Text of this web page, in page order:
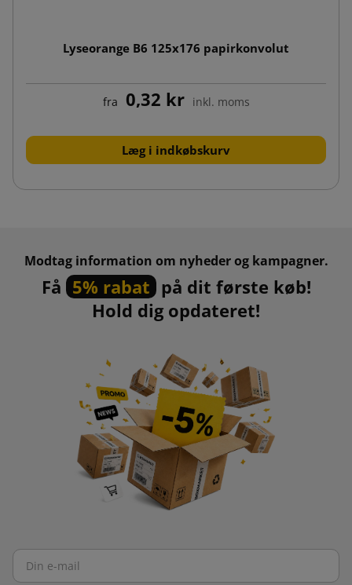
Lyseorange B6 125x176 papirkonvolut
fra 0,32 kr inkl. moms
Læg i indkøbskurv
Modtag information om nyheder og kampagner.
Få 5% rabat på dit første køb!
Hold dig opdateret!